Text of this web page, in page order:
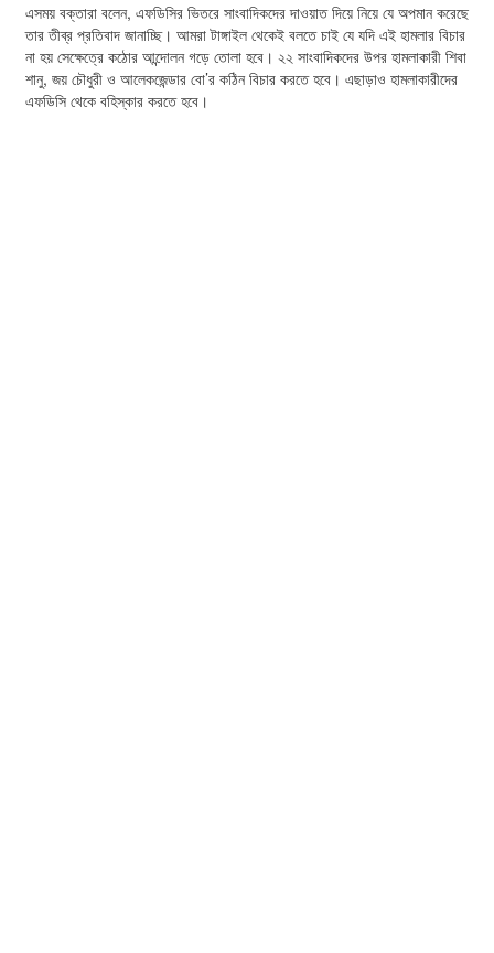
এসময় বক্তারা বলেন, এফডিসির ভিতরে সাংবাদিকদের দাওয়াত দিয়ে নিয়ে যে অপমান করেছে
তার তীব্র প্রতিবাদ জানাচ্ছি। আমরা টাঙ্গাইল থেকেই বলতে চাই যে যদি এই হামলার বিচার
না হয় সেক্ষেত্রে কঠোর আন্দোলন গড়ে তোলা হবে। ২২ সাংবাদিকদের উপর হামলাকারী শিবা
শানু, জয় চৌধুরী ও আলেকজেন্ডার বো’র কঠিন বিচার করতে হবে। এছাড়াও হামলাকারীদের
এফডিসি থেকে বহিস্কার করতে হবে।